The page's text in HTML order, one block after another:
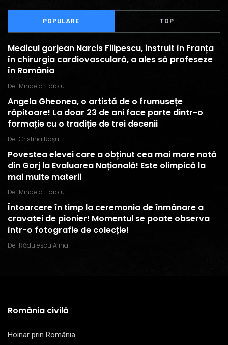
POPULARE TOP
Medicul gorjean Narcis Filipescu, instruit în Franța
în chirurgia cardiovasculară, a ales să profeseze
în România
De Mihaela Floroiu
Angela Gheonea, o artistă de o frumusețe
răpitoare! La doar 23 de ani face parte dintr-o
formație cu o tradiție de trei decenii
De Cristina Roșu
Povestea elevei care a obținut cea mai mare notă
din Gorj la Evaluarea Națională! Este olimpică la
mai multe materii
De Mihaela Floroiu
Întoarcere în timp la ceremonia de înmânare a
cravatei de pionier! Momentul se poate observa
într-o fotografie de colecție!
De Rădulescu Alina
România civilă
Hoinar prin România